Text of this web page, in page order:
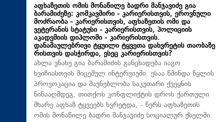
აფხაზეთის ომის მონაწილე ბადრი მანჯავიძე გია
ბარამიძეზე: კომკავშირი - კარიერისთვის, ეროვნული
მოძრაობა - კარიერისთვის, აფხაზეთის ომი და
ვეტერანის სტატუსი - კარიერისთვის, პოლიციის
აკადემიის დიპლომი - კარიერისთვის.
დანაშაულებრივი ტყუილი ტყვეთა დახვრეტის თაობაზე
რისთვის დასჭირდა, ესეც კარიერისთვის?
ახლა ვნახე გია ბარამიძის განცხადება იაგო
ხვიჩიასთვის მიცემულ ინტერვიუში. ესაა წმინდა წყლის
პროვოკაცია და მავნებლობა საკუთარი ქვეყნის
წინააღმდეგ, თითქოს კონფლიქტის დროს ქართული
მხარე აფხაზ ტყვეებს ხვრეტდა, - წერს აფხაზეთის
ომის მონაწილე ბადრი მანჯავიძე სოციალურ ქსელში.